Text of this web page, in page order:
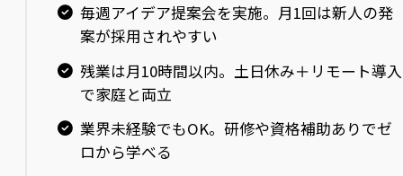
毎週アイデア提案会を実施。月1回は新人の発
案が採用されやすい
残業は月10時間以内。土日休み＋リモート導入
で家庭と両立
業界未経験でもOK。研修や資格補助ありでゼ
ロから学べる